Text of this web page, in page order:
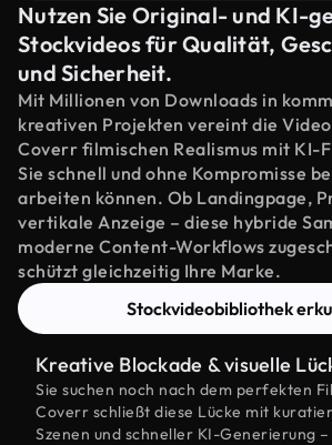
Nutzen Sie Original- und KI-
Stockvideos für Qualität,
und Sicherheit.
Mit Millionen von Downloads in
kreativen Projekten vereint die
Coverr filmischen Realismus mit KI-
Sie schnell und ohne Kompromisse
arbeiten können. Ob Landingpage,
vertikale Anzeige – diese hybride
moderne Content-Workflows
schützt gleichzeitig Ihre Marke.
Stockvideobibliothek
Kreative Blockade & visuelle
Sie suchen noch nach dem perfekten
Coverr schließt diese Lücke mit
Szenen und schneller KI-Generierung –